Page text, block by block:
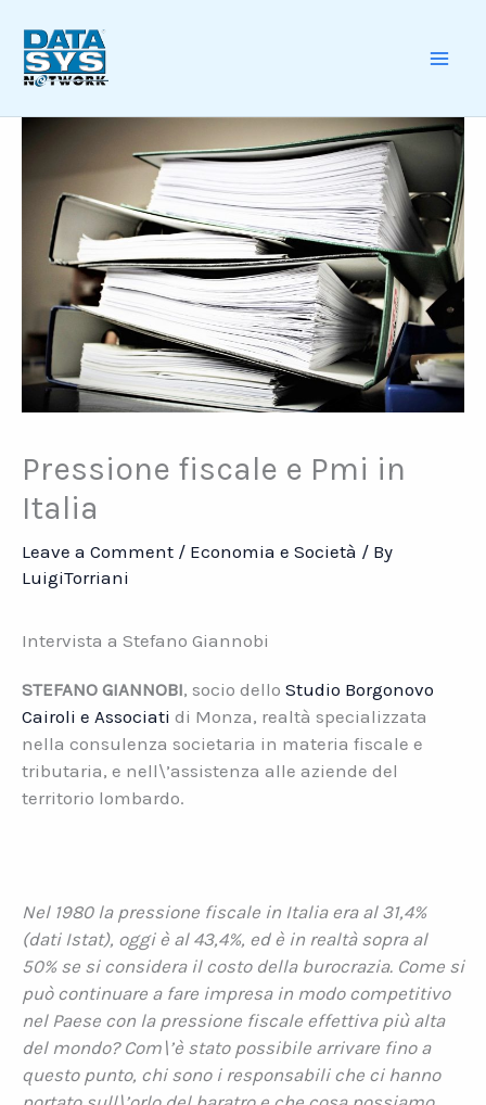
content
Pressione fiscale e Pmi in
Italia
Leave a Comment / Economia e Società / By
LuigiTorriani
Intervista a Stefano Giannobi
STEFANO GIANNOBI, socio dello Studio Borgonovo
Cairoli e Associati di Monza, realtà specializzata
nella consulenza societaria in materia fiscale e
tributaria, e nell\’assistenza alle aziende del
territorio lombardo.
Nel 1980 la pressione fiscale in Italia era al 31,4%
(dati Istat), oggi è al 43,4%, ed è in realtà sopra al
50% se si considera il costo della burocrazia. Come si
può continuare a fare impresa in modo competitivo
nel Paese con la pressione fiscale effettiva più alta
del mondo? Com\’è stato possibile arrivare fino a
questo punto, chi sono i responsabili che ci hanno